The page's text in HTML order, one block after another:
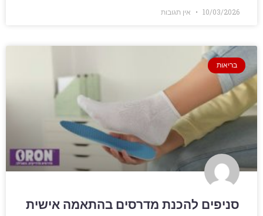
10/03/2026 אין תגובות
בריאות
סניפים להכנת מדרסים בהתאמה אישית